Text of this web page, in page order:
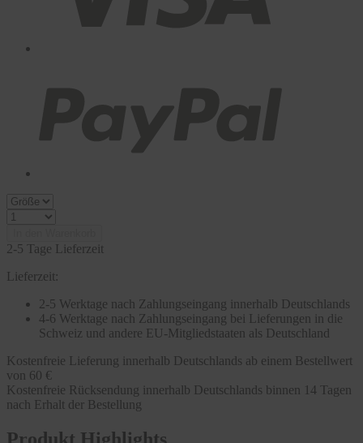
2-5 Tage Lieferzeit
Lieferzeit:
2-5 Werktage nach Zahlungseingang innerhalb Deutschlands
4-6 Werktage nach Zahlungseingang bei Lieferungen in die
Schweiz und andere EU-Mitgliedstaaten als Deutschland
Kostenfreie Lieferung innerhalb Deutschlands ab einem Bestellwert
von 60 €
Kostenfreie Rücksendung innerhalb Deutschlands binnen 14 Tagen
nach Erhalt der Bestellung